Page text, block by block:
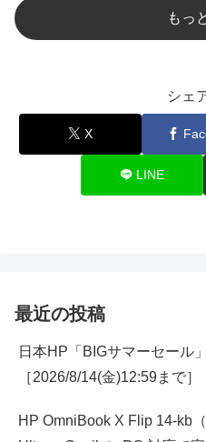
もっ
シェ
X
LINE
最近の投稿
日本HP「BIGサマーセール
［2026/8/14(金)12:59まで］
HP OmniBook X Flip 14-kb